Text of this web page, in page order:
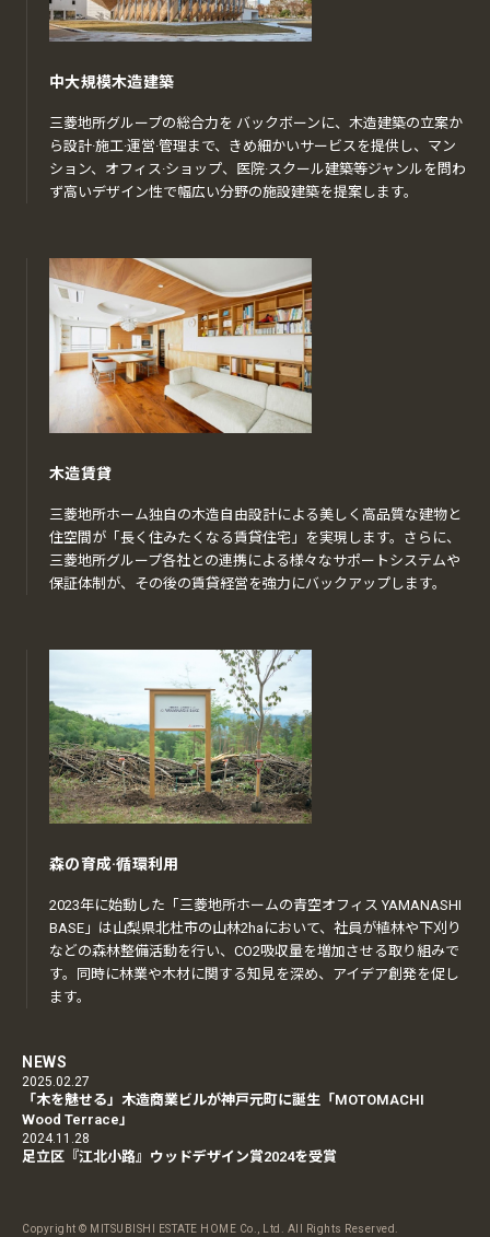
中大規模木造建築
三菱地所グループの総合力を バックボーンに、木造建築の立案か
ら設計·施工·運営·管理まで、きめ細かいサービスを提供し、マン
ション、オフィス·ショップ、医院·スクール建築等ジャンルを問わ
ず高いデザイン性で幅広い分野の施設建築を提案します。
木造賃貸
三菱地所ホーム独自の木造自由設計による美しく高品質な建物と
住空間が「長く住みたくなる賃貸住宅」を実現します。さらに、
三菱地所グループ各社との連携による様々なサポートシステムや
保証体制が、その後の賃貸経営を強力にバックアップします。
森の育成·循環利用
2023年に始動した「三菱地所ホームの青空オフィス YAMANASHI
BASE」は山梨県北杜市の山林2haにおいて、社員が植林や下刈り
などの森林整備活動を行い、CO2吸収量を増加させる取り組みで
す。同時に林業や木材に関する知見を深め、アイデア創発を促し
ます。
NEWS
2025.02.27
「木を魅せる」木造商業ビルが神戸元町に誕生「MOTOMACHI
Wood Terrace」
2024.11.28
足立区『江北小路』ウッドデザイン賞2024を受賞
Copyright © MITSUBISHI ESTATE HOME Co., Ltd. All Rights Reserved.